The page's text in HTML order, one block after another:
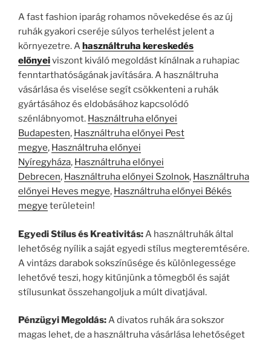
A fast fashion iparág rohamos növekedése és az új
ruhák gyakori cseréje súlyos terhelést jelent a
környezetre. Ahasználtruha kereskedés
előnyeiviszont kiváló megoldást kínálnak a ruhapiac
fenntarthatóságának javítására. A használtruha
vásárlása és viselése segít csökkenteni a ruhák
gyártásához és eldobásához kapcsolódó
szénlábnyomot. Használtruha előnyei
Budapesten, Használtruha előnyei Pest
megye, Használtruha előnyei
Nyíregyháza, Használtruha előnyei
Debrecen, Használtruha előnyei Szolnok, Használtruha
előnyei Heves megye, Használtruha előnyei Békés
megye területein!
Egyedi Stílus és Kreativitás:A használtruhák által
lehetőség nyílik a saját egyedi stílus megteremtésére.
A vintázs darabok sokszínűsége és különlegessége
lehetővé teszi, hogy kitűnjünk a tömegből és saját
stílusunkat összehangoljuk a múlt divatjával.
Pénzügyi Megoldás:A divatos ruhák ára sokszor
magas lehet, de a használtruha vásárlása lehetőséget